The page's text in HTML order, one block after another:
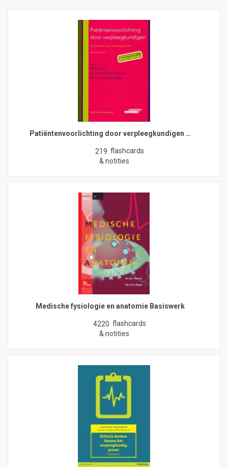
Patiëntenvoorlichting door verpleegkundigen …
219 flashcards
& notities
Medische fysiologie en anatomie Basiswerk
4220 flashcards
& notities